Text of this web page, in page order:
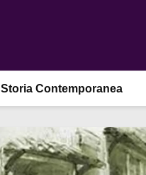
Storia Contemporanea